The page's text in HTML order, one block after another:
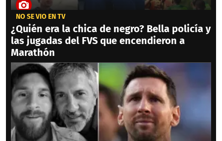
NO SE VIO EN TV
¿Quién era la chica de negro? Bella policía y
las jugadas del FVS que encendieron a
Marathón